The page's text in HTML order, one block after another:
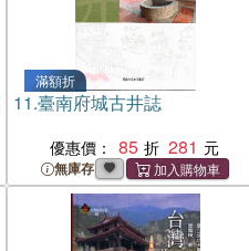
滿額折
11.臺南府城古井誌
優惠價： 85 281
無庫存